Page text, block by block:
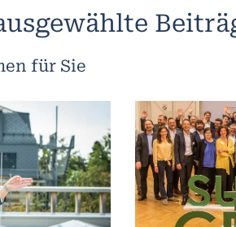
für Sie